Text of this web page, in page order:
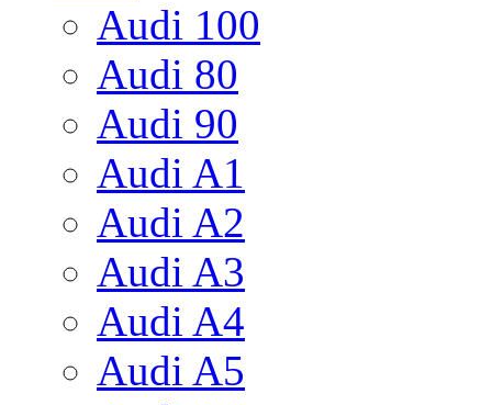
Audi 100
Audi 80
Audi 90
Audi A1
Audi A2
Audi A3
Audi A4
Audi A5